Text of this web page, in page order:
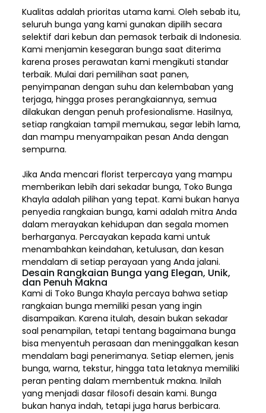
Kualitas adalah prioritas utama kami. Oleh sebab itu,
seluruh bunga yang kami gunakan dipilih secara
selektif dari kebun dan pemasok terbaik di Indonesia.
Kami menjamin kesegaran bunga saat diterima
karena proses perawatan kami mengikuti standar
terbaik. Mulai dari pemilihan saat panen,
penyimpanan dengan suhu dan kelembaban yang
terjaga, hingga proses perangkaiannya, semua
dilakukan dengan penuh profesionalisme. Hasilnya,
setiap rangkaian tampil memukau, segar lebih lama,
dan mampu menyampaikan pesan Anda dengan
sempurna.
Jika Anda mencari florist terpercaya yang mampu
memberikan lebih dari sekadar bunga, Toko Bunga
Khayla adalah pilihan yang tepat. Kami bukan hanya
penyedia rangkaian bunga, kami adalah mitra Anda
dalam merayakan kehidupan dan segala momen
berharganya. Percayakan kepada kami untuk
menambahkan keindahan, ketulusan, dan kesan
mendalam di setiap perayaan yang Anda jalani.
Desain Rangkaian Bunga yang Elegan, Unik,
dan Penuh Makna
Kami di Toko Bunga Khayla percaya bahwa setiap
rangkaian bunga memiliki pesan yang ingin
disampaikan. Karena itulah, desain bukan sekadar
soal penampilan, tetapi tentang bagaimana bunga
bisa menyentuh perasaan dan meninggalkan kesan
mendalam bagi penerimanya. Setiap elemen, jenis
bunga, warna, tekstur, hingga tata letaknya memiliki
peran penting dalam membentuk makna. Inilah
yang menjadi dasar filosofi desain kami. Bunga
bukan hanya indah, tetapi juga harus berbicara.